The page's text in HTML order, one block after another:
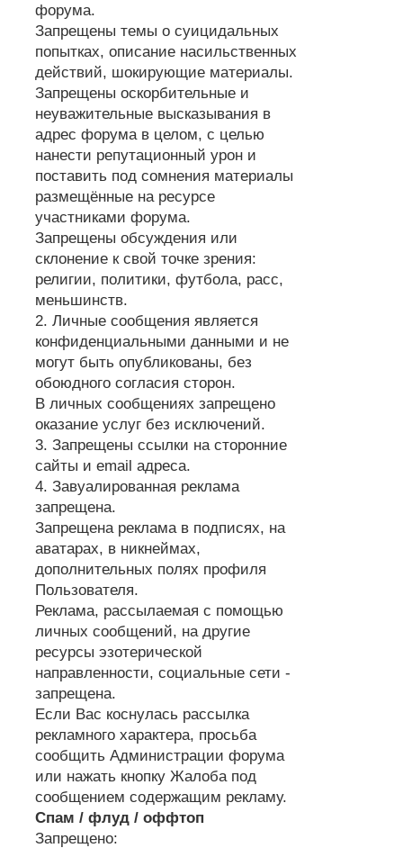
форума.
Запрещены темы о суицидальных
попытках, описание насильственных
действий, шокирующие материалы.
Запрещены оскорбительные и
неуважительные высказывания в
адрес форума в целом, с целью
нанести репутационный урон и
поставить под сомнения материалы
размещённые на ресурсе
участниками форума.
Запрещены обсуждения или
склонение к свой точке зрения:
религии, политики, футбола, расс,
меньшинств.
2. Личные сообщения является
конфиденциальными данными и не
могут быть опубликованы, без
обоюдного согласия сторон.
В личных сообщениях запрещено
оказание услуг без исключений.
3. Запрещены ссылки на сторонние
сайты и email адреса.
4. Завуалированная реклама
запрещена.
Запрещена реклама в подписях, на
аватарах, в никнеймах,
дополнительных полях профиля
Пользователя.
Реклама, рассылаемая с помощью
личных сообщений, на другие
ресурсы эзотерической
направленности, социальные сети -
запрещена.
Если Вас коснулась рассылка
рекламного характера, просьба
сообщить Администрации форума
или нажать кнопку Жалоба под
сообщением содержащим рекламу.
Спам / флуд / оффтоп
Запрещено: